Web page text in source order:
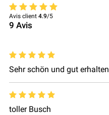
Avis client 4.9/5
9 Avis
Sehr schön und gut erhalten
toller Busch